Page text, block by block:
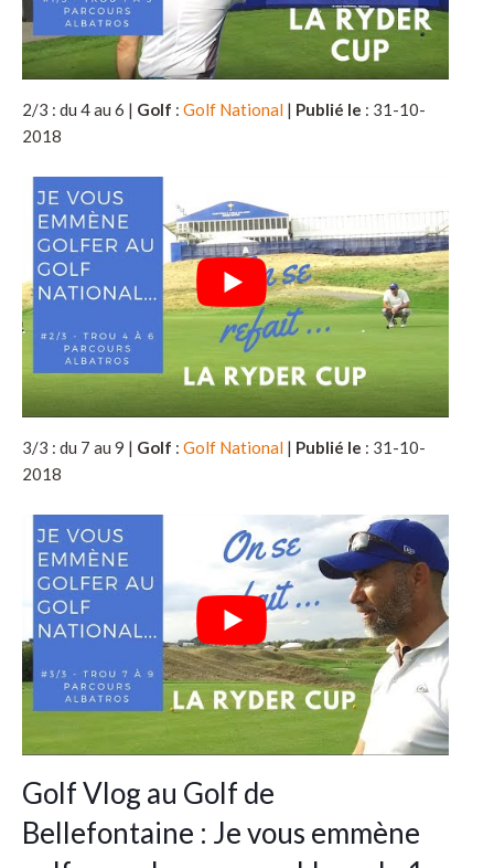
2/3 : du 4 au 6 | Golf : Golf National | Publié le : 31-10-
2018
3/3 : du 7 au 9 | Golf : Golf National | Publié le : 31-10-
2018
Golf Vlog au Golf de
Bellefontaine : Je vous emmène